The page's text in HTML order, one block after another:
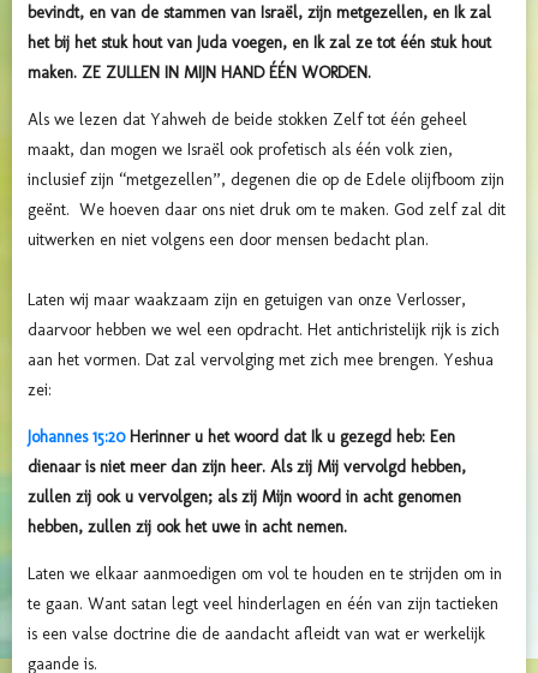
bevindt, en van de stammen van Israël, zijn metgezellen, en Ik zal
het bij het stuk hout van Juda voegen, en Ik zal ze tot één stuk hout
maken. ZE ZULLEN IN MIJN HAND ÉÉN WORDEN.
Als we lezen dat Yahweh de beide stokken Zelf tot één geheel
maakt, dan mogen we Israël ook profetisch als één volk zien,
inclusief zijn “metgezellen”, degenen die op de Edele olijfboom zijn
geënt. We hoeven daar ons niet druk om te maken. God zelf zal dit
uitwerken en niet volgens een door mensen bedacht plan.
Laten wij maar waakzaam zijn en getuigen van onze Verlosser,
daarvoor hebben we wel een opdracht. Het antichristelijk rijk is zich
aan het vormen. Dat zal vervolging met zich mee brengen. Yeshua
zei:
Johannes 15:20Herinner u het woord dat Ik u gezegd heb: Een
dienaar is niet meer dan zijn heer. Als zij Mij vervolgd hebben,
zullen zij ook u vervolgen; als zij Mijn woord in acht genomen
hebben, zullen zij ook het uwe in acht nemen.
Laten we elkaar aanmoedigen om vol te houden en te strijden om in
te gaan. Want satan legt veel hinderlagen en één van zijn tactieken
is een valse doctrine die de aandacht afleidt van wat er werkelijk
gaande is.